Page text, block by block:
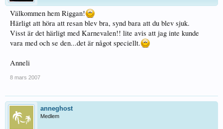
Välkommen hem Riggan!
Härligt att höra att resan blev bra, synd bara att du blev sjuk.
Visst är det härligt med Karnevalen!! lite avis att jag inte kunde
vara med och se den...det är något speciellt.
Anneli
8 mars 2007
anneghost
Medlem